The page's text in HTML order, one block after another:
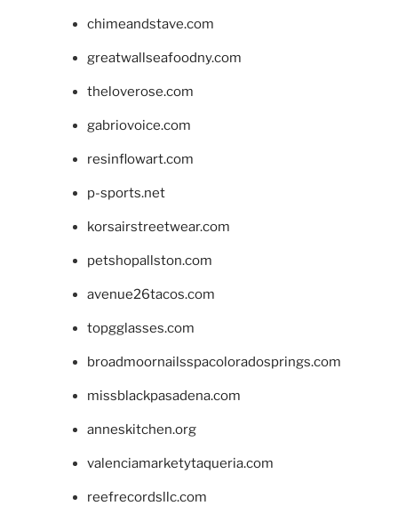
chimeandstave.com
greatwallseafoodny.com
theloverose.com
gabriovoice.com
resinflowart.com
p-sports.net
korsairstreetwear.com
petshopallston.com
avenue26tacos.com
topgglasses.com
broadmoornailsspacoloradosprings.com
missblackpasadena.com
anneskitchen.org
valenciamarketytaqueria.com
reefrecordsllc.com